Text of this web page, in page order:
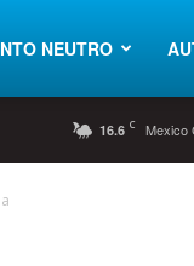
NEUTRO
16.6 C Mexico